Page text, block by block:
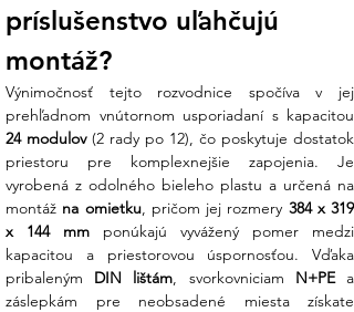
mostíkov, čo zjednodušuje zapojenie a
šetrí čas pri montáži. Samozrejmosťou je
bezhalogénový a samozhášavý materiál
Koniec technickej neistote:Plánujete
tento rozvádzač použiť pre DC stranu
vašej fotovoltiky a nie ste si istí výberom
káblových vývodiek pre zachovanie
krytia IP65? Náš tím v Ensun vám
pomôže vybrať správne PG vývodky a
poradí vám s optimálnym usporiadaním
prístrojov na DIN lište.
príslušenstvo uľahčujú
montáž?
Výnimočnosť tejto rozvodnice spočíva v jej
24 modulov (2 rady po 12), čo poskytuje dostatok
priestoru pre komplexnejšie zapojenia. Je
vyrobená z odolného bieleho plastu a určená na
montáž na omietku, pričom jej rozmery 384 x 319
x 144 mm ponúkajú vyvážený pomer medzi
kapacitou a priestorovou úspornosťou. Vďaka
pribaleným DIN lištám, svorkovniciam N+PE a
záslepkám pre neobsadené miesta získate